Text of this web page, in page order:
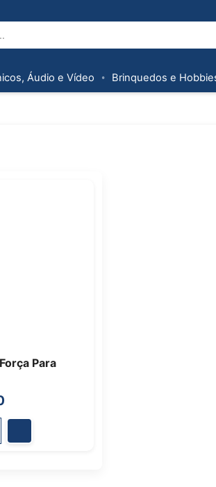
Áudio e Vídeo Brinquedos e
Para